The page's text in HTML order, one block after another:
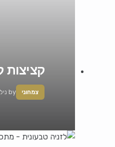
קציצות
צמחוני by